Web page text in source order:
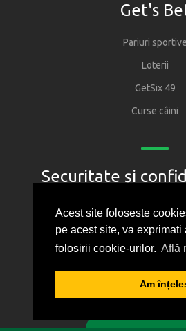
Acest site foloseste
pe acest site, va exprimati
folosirii cookie-urilor. Află
Am
Get's
Pariuri sportive
Loterii
GetSix 49
Curse câini
Securitate și
Regulament
Joacă
Oficiul National pentru
Politica de
Cum folosim